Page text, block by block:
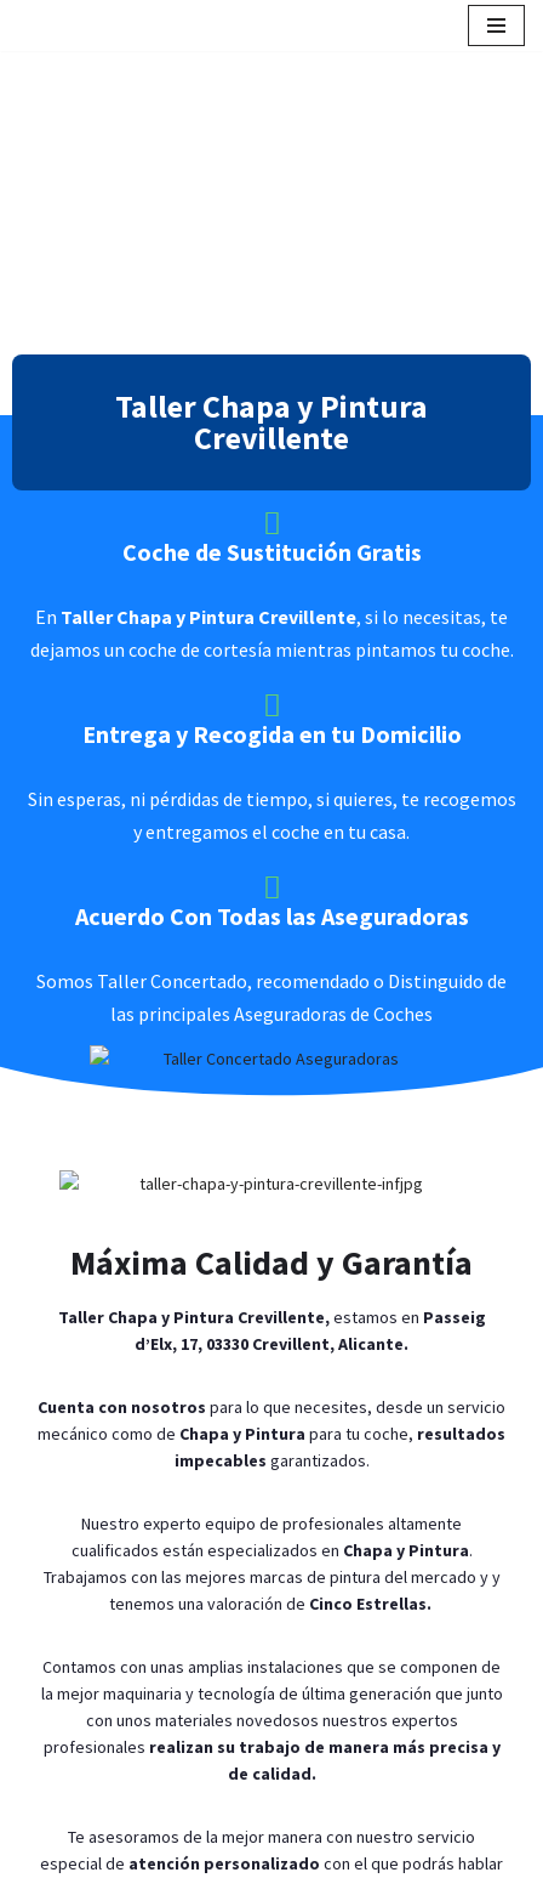
Taller Chapa y Pintura
Crevillente
Coche de Sustitución Gratis
En Taller Chapa y Pintura Crevillente, si lo necesitas, te
dejamos un coche de cortesía mientras pintamos tu coche.
Entrega y Recogida en tu Domicilio
Sin esperas, ni pérdidas de tiempo, si quieres, te recogemos
y entregamos el coche en tu casa.
Acuerdo Con Todas las Aseguradoras
Somos Taller Concertado, recomendado o Distinguido de
las principales Aseguradoras de Coches
Máxima Calidad y Garantía
Taller Chapa y Pintura Crevillente,estamos en Passeig
d’Elx, 17, 03330 Crevillent, Alicante.
Cuenta con nosotros para lo que necesites, desde un servicio
mecánico como de Chapa y Pintura para tu coche, resultados
impecables garantizados.
Nuestro experto equipo de profesionales altamente
cualificados están especializados en Chapa y Pintura.
Trabajamos con las mejores marcas de pintura del mercado y y
tenemos una valoración de Cinco Estrellas.
Contamos con unas amplias instalaciones que se componen de
la mejor maquinaria y tecnología de última generación que junto
con unos materiales novedosos nuestros expertos
profesionales realizan su trabajo de manera más precisa y
de calidad.
Te asesoramos de la mejor manera con nuestro servicio
especial de atención personalizado con el que podrás hablar